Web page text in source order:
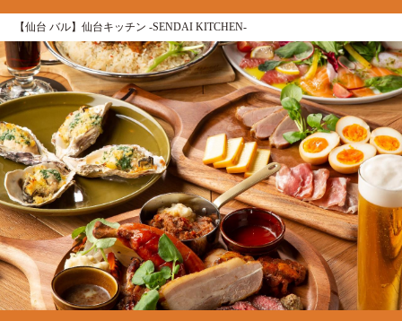
【仙台 バル】仙台キッチン ‐SENDAI KITCHEN‐